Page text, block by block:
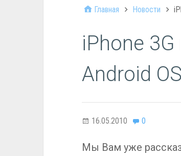
Главная Новости
iPhone
Android OS
16.05.2010 0
Мы Вам уже